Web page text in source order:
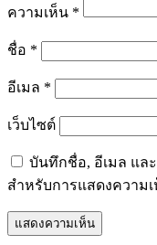
ความเห็น *
ชื่อ *
อีเมล *
เว็บไซต์
บันทึกชื่อ, อีเมล แล
สำหรับการแสดงความ